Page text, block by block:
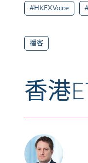
#HKEXVoice
播客
香港